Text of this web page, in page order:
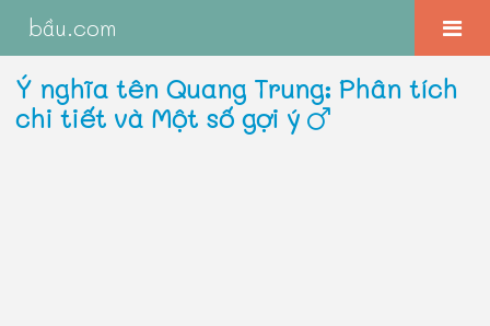
bầu.com
Ý nghĩa tên Quang Trung: Phân tích
chi tiết và Một số gợi ý